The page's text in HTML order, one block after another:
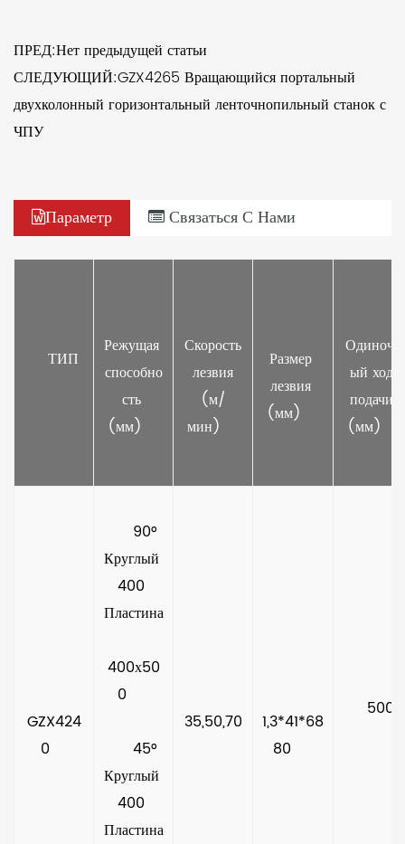
ПРЕД:Нет предыдущей статьи
СЛЕДУЮЩИЙ:GZX4265 Вращающийся портальный
двухколонный горизонтальный ленточнопильный станок с
ЧПУ
Параметр Связаться С Нами
Режущая
способно
сть
(мм)
Скорость
лезвия
(м/
мин)
Размер
лезвия
(мм)
Одиночн
ый ход
подачи
(мм)
GZX424
0
Круглый
400
Пластина
400х50
0
Круглый
400
Пластина
35,50,70
1,3*41*68
80